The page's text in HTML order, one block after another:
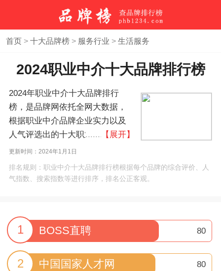
首页> 十大品牌榜> 服务行业 > 生活服务
2024职业中介十大品牌排行榜
2024年职业中介十大品牌排行
榜，是品牌网依托全网大数据，
根据职业中介品牌企业实力以及
人气评选出的十大职业中介品牌
排行榜，职业中介10大品牌榜。
如果您正在查找职业中介什么牌
子好？本职业中介品牌排名榜单
一次)
【展开】
更新时间：2024年1月1日
排名规则：职业中介十大品牌排行榜根据每个品牌的综合评价、人
气指数、搜索指数等进行排序，排名公正客观。
1 BOSS直聘 80
2 中国国家人才网 80